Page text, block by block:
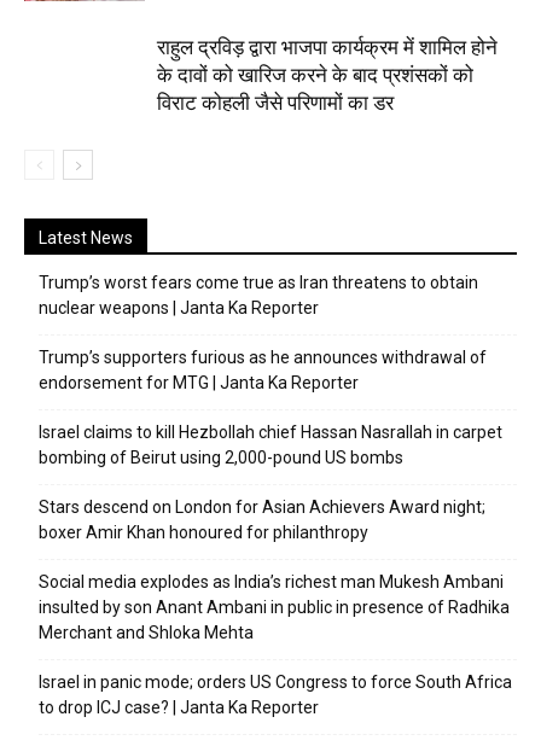
राहुल द्रविड़ द्वारा भाजपा कार्यक्रम में शामिल होने
के दावों को खारिज करने के बाद प्रशंसकों को
विराट कोहली जैसे परिणामों का डर
Latest News
Trump’s worst fears come true as Iran threatens to obtain
nuclear weapons | Janta Ka Reporter
Trump’s supporters furious as he announces withdrawal of
endorsement for MTG | Janta Ka Reporter
Israel claims to kill Hezbollah chief Hassan Nasrallah in carpet
bombing of Beirut using 2,000-pound US bombs
Stars descend on London for Asian Achievers Award night;
boxer Amir Khan honoured for philanthropy
Social media explodes as India’s richest man Mukesh Ambani
insulted by son Anant Ambani in public in presence of Radhika
Merchant and Shloka Mehta
Israel in panic mode; orders US Congress to force South Africa
to drop ICJ case? | Janta Ka Reporter